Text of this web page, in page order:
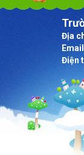
Địa
Điện